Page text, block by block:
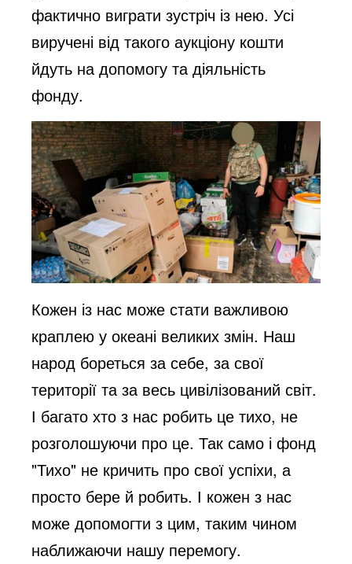
фактично виграти зустріч із нею. Усі
виручені від такого аукціону кошти
йдуть на допомогу та діяльність
фонду.
Кожен із нас може стати важливою
краплею у океані великих змін. Наш
народ бореться за себе, за свої
території та за весь цивілізований світ.
І багато хто з нас робить це тихо, не
розголошуючи про це. Так само і фонд
"Тихо" не кричить про свої успіхи, а
просто бере й робить. І кожен з нас
може допомогти з цим, таким чином
наближаючи нашу перемогу.